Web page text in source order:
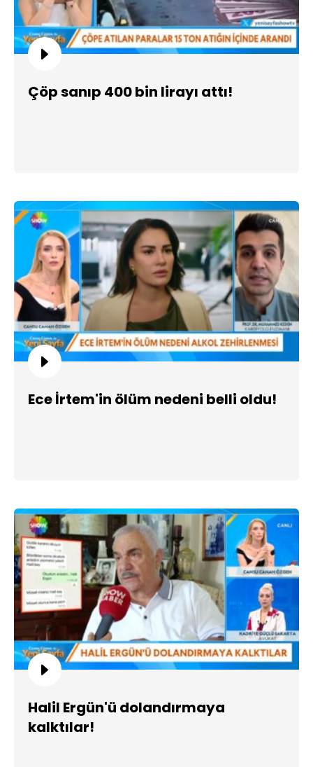
Çöp sanıp 400 bin lirayı attı!
Ece İrtem'in ölüm nedeni belli oldu!
Halil Ergün'ü dolandırmaya
kalktılar!